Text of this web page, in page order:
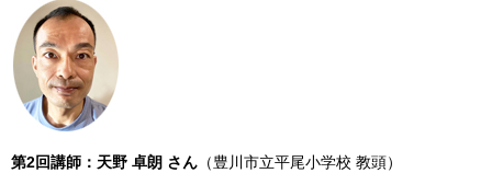
第2回講師：天野 卓朗 さん （豊川市立平尾小学校 教頭）